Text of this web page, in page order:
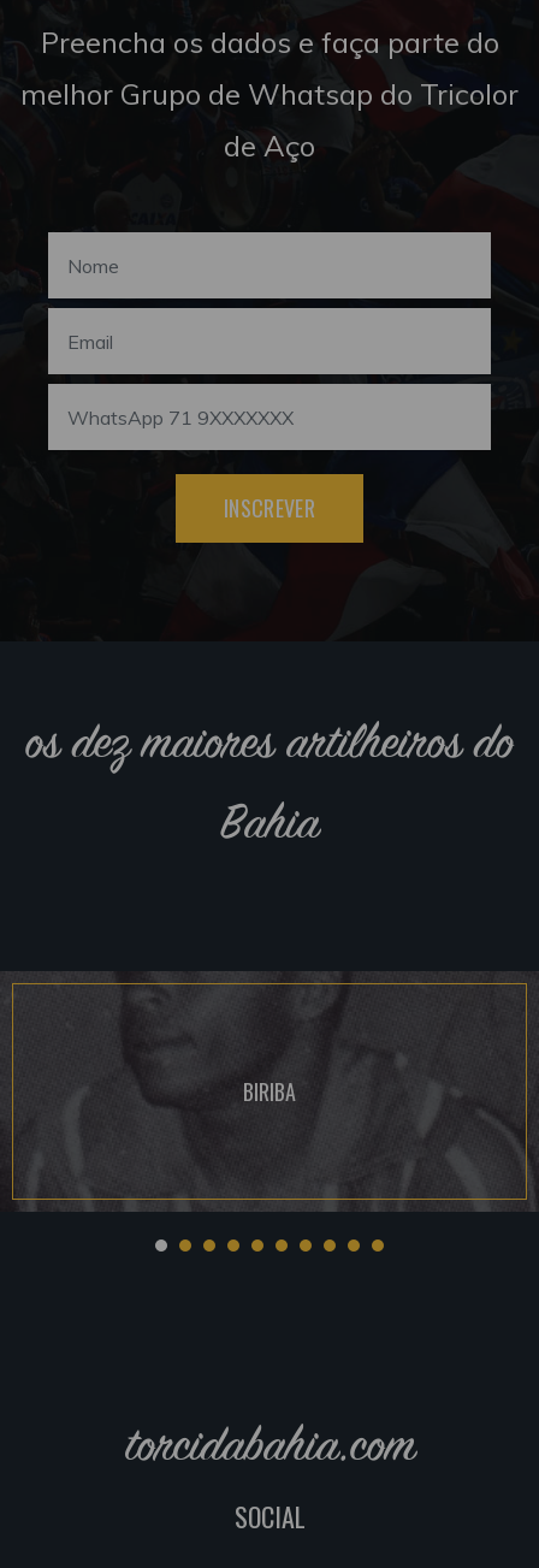
Preencha os dados e faça parte do
melhor Grupo de Whatsap do Tricolor
de Aço
INSCREVER
os dez maiores artilheiros do
Bahia
BIRIBA
torcidabahia.com
SOCIAL